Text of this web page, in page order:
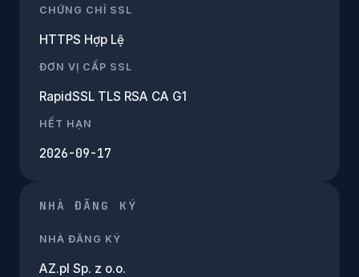
CHỨNG CHỈ SSL
HTTPS Hợp Lệ
ĐƠN VỊ CẤP SSL
RapidSSL TLS RSA CA G1
HẾT HẠN
2026-09-17
NHÀ ĐĂNG KÝ
NHÀ ĐĂNG KÝ
AZ.pl Sp. z o.o.